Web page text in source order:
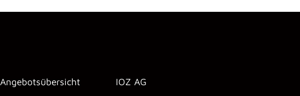
Angebotsübersicht IOZ AG